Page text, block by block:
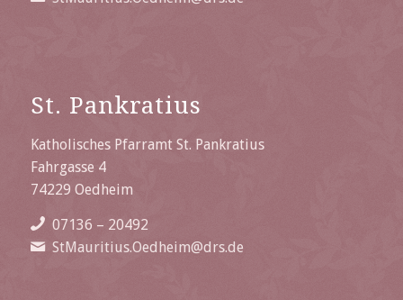
St. Pankratius
Katholisches Pfarramt St. Pankratius
Fahrgasse 4
74229 Oedheim
07136 – 20492
StMauritius.Oedheim@drs.de